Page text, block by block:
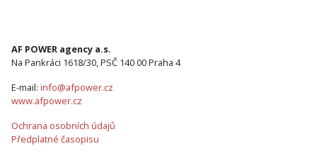
AF POWER agency a.s.
Na Pankráci 1618/30, PSČ 140 00 Praha 4
E-mail: info@afpower.cz
www.afpower.cz
Ochrana osobních údajů
Předplatné časopisu